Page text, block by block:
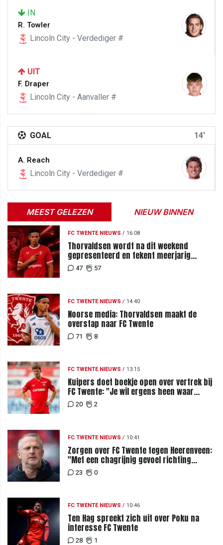
IN
R. Towler
Lincoln City - Verdediger #
UIT
F. Draper
Lincoln City - Aanvaller #
GOAL 14'
A. Reach
Lincoln City - Verdediger #
MEEST GELEZEN NIEUW BINNEN
FC TWENTE NIEUWS / 16:08
Thorvaldsen wordt na dit weekend
gepresenteerd en tekent meerjarig
contract bij FC Twente
47 57
FC TWENTE NIEUWS / 14:40
Noorse media: Thorvaldsen maakt de
overstap naar FC Twente
71 8
FC TWENTE NIEUWS / 13:15
Kuipers doet boekje open over vertrek bij
FC Twente: "Je wil ergens heen waar
mensen je waarderen"
20 2
FC TWENTE NIEUWS / 10:41
Zorgen over FC Twente tegen Heerenveen:
"Met een chagrijnig gevoel richting
Slowakije"
23 0
FC TWENTE NIEUWS / 10:46
Ten Hag spreekt zich uit over Poku na
interesse FC Twente
28 1